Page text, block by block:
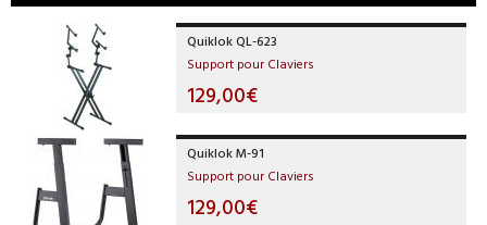
Quiklok QL-623
Support pour Claviers
129,00€
Quiklok M-91
Support pour Claviers
129,00€